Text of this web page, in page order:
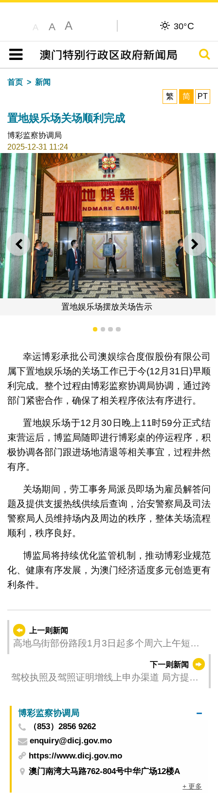
A A A 30°C
目录
搜寻
首页
新闻
繁
简 PT
置地娱乐场关场顺利完成
博彩监察协调局
2025-12-31 11:24
上一则 下一
场摆放关场告示
1 2 3 4
幸运博彩承批公司澳娱综合度假股份有限公司
属下置地娱乐场的关场工作已于今(12月31日)早顺
利完成。整个过程由博彩监察协调局协调，通过跨
部门紧密合作，确保了相关程序依法有序进行。
置地娱乐场于12月30日晚上11时59分正式结
束营运后，博监局随即进行博彩桌的停运程序，积
极协调各部门跟进场地清退等相关事宜，过程井然
有序。
关场期间，劳工事务局派员即场为雇员解答问
题及提供支援热线供续后查询，治安警察局及司法
警察局人员维持场内及周边的秩序，整体关场流程
顺利，秩序良好。
博监局将持续优化监管机制，推动博彩业规范
化、健康有序发展，为澳门经济适度多元创造更有
利条件。
上一则新闻
高地乌街部份路段1月3日起多个周六上午短暂
下一则新闻
驾校执照及驾照证明增线上申办渠道 局方提醒
博彩监察协调局
（853）2856 9262
enquiry@dicj.gov.mo
https://www.dicj.gov.mo
澳门南湾大马路762-804号中华广场12楼A
+ 更多